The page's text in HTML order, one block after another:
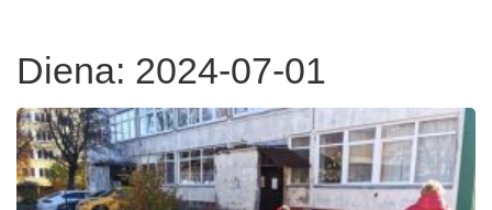
Diena: 2024-07-01